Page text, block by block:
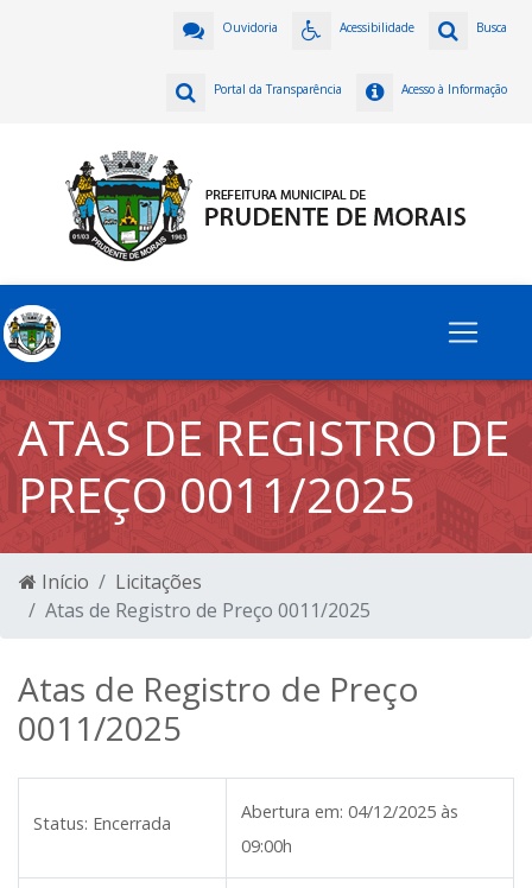
Busca
Acessibilidade
Ouvidoria
Acesso à Informação
Portal da Transparência
ATAS DE REGISTRO DE
PREÇO 0011/2025
Início
Licitações
Atas de Registro de Preço 0011/2025
Atas de Registro de Preço
0011/2025
Status: Encerrada
Abertura em: 04/12/2025 às
09:00h